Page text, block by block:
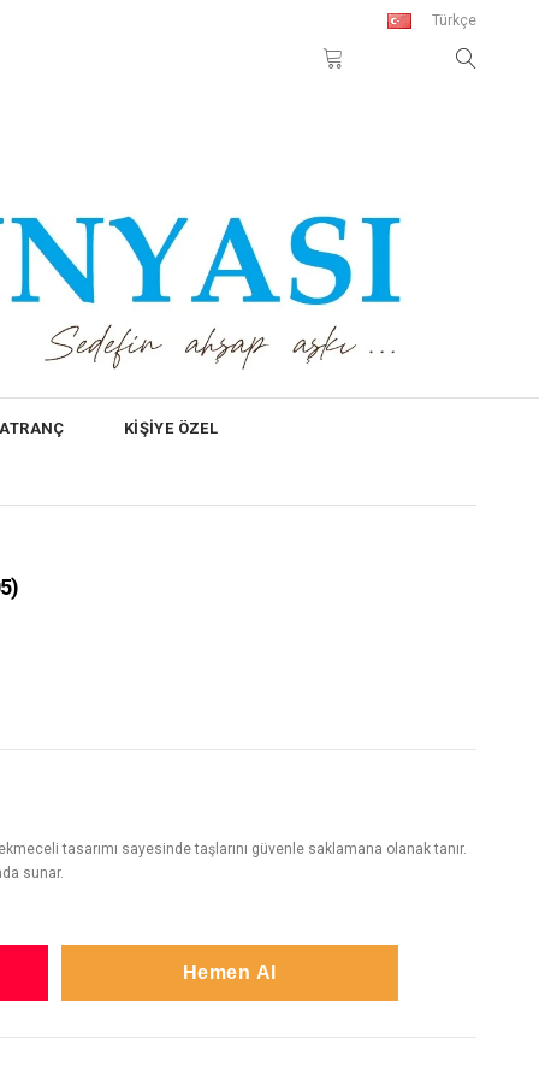
Türkçe
KİŞİYE ÖZEL
tasarımı sayesinde taşlarını güvenle saklamana olanak tanır.
sunar.